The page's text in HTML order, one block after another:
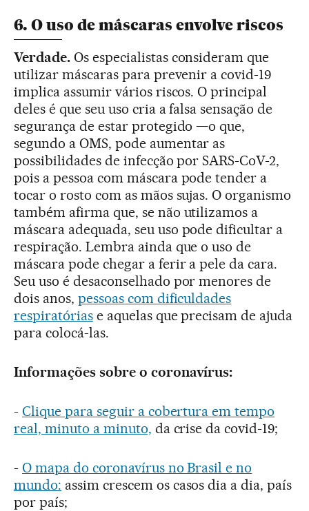
6. O uso de máscaras envolve riscos
Verdade. Os especialistas consideram que
utilizar máscaras para prevenir a covid-19
implica assumir vários riscos. O principal
deles é que seu uso cria a falsa sensação de
segurança de estar protegido —o que,
segundo a OMS, pode aumentar as
possibilidades de infecção por SARS-CoV-2,
pois a pessoa com máscara pode tender a
tocar o rosto com as mãos sujas. O organismo
também afirma que, se não utilizamos a
máscara adequada, seu uso pode dificultar a
respiração. Lembra ainda que o uso de
máscara pode chegar a ferir a pele da cara.
Seu uso é desaconselhado por menores de
dois anos, pessoas com dificuldades
respiratóriase aquelas que precisam de ajuda
para colocá-las.
Informações sobre o coronavírus:
- Clique para seguir a cobertura em tempo
real, minuto a minuto, da crise da covid-19;
- O mapa do coronavírus no Brasil e no
mundo: assim crescem os casos dia a dia, país
por país;